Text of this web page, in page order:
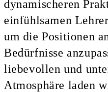
dynamischeren
einfühlsamen
um die Positionen
Bedürfnisse
liebevollen und
Atmosphäre laden